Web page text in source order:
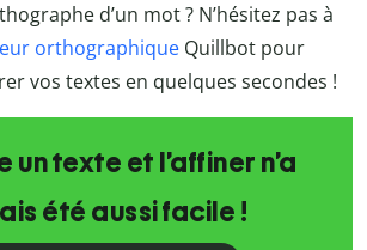
d’un mot ? N’hésitez pas à
orthographique Quillbot pour
vos textes en quelques secondes !
un texte et l’affiner n’a
été aussi facile !